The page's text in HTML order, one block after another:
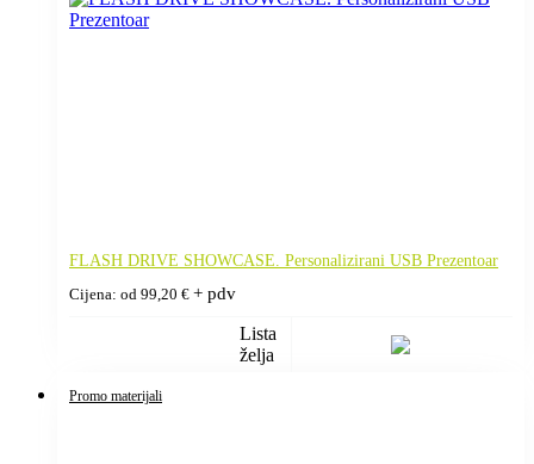
FLASH DRIVE SHOWCASE. Personalizirani USB Prezentoar
Cijena: od 99,20 € + pdv
Lista
želja
Promo materijali